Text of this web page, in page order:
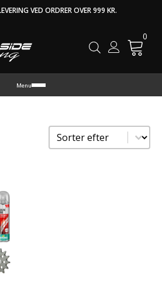
VED ORDRER OVER 999 KR.
0
Menu
Sorter
Sort content